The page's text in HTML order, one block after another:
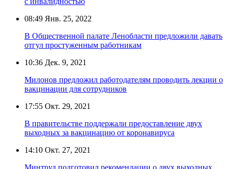
08:49 Янв. 25, 2022
В Общественной палате Ленобласти предложили давать
отгул простуженным работникам
10:36 Дек. 9, 2021
Милонов предложил работодателям проводить лекции о
вакцинации для сотрудников
17:55 Окт. 29, 2021
В правительстве поддержали предоставление двух
выходных за вакцинацию от коронавируса
14:10 Окт. 27, 2021
Минтруд подготовил рекомендации о двух выходных